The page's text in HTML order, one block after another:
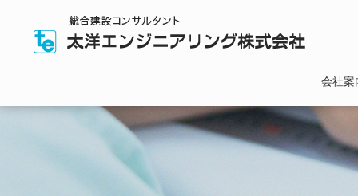
会社案
社長挨
沿革
会社概
有資格
組織体
品質方